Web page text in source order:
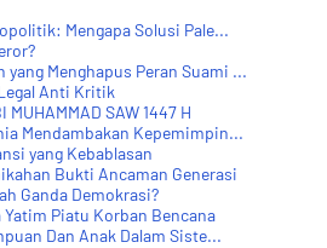
Mengapa Solusi Pale...
yang Menghapus Peran Suami ...
Anti Kritik
MUHAMMAD SAW 1447 H
Mendambakan Kepemimpin...
yang Kebablasan
Bukti Ancaman Generasi
Ganda Demokrasi?
Piatu Korban Bencana
Dan Anak Dalam Siste...